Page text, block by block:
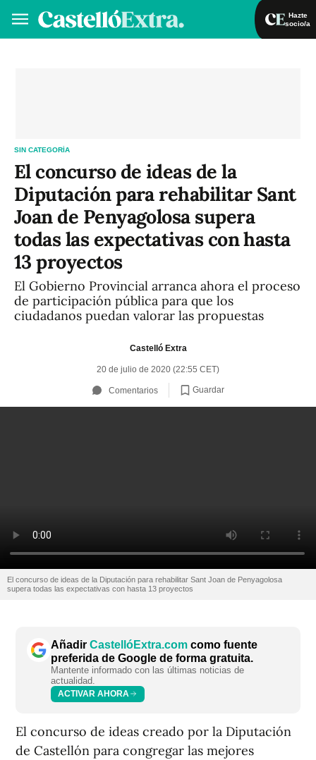
Hazte
socio/a
SIN CATEGORÍA
El concurso de ideas de la
Diputación para rehabilitar Sant
Joan de Penyagolosa supera
todas las expectativas con hasta
13 proyectos
El Gobierno Provincial arranca ahora el proceso
de participación pública para que los
ciudadanos puedan valorar las propuestas
Castelló Extra
20 de julio de 2020 (22:55 CET)
Comentarios Guardar
El concurso de ideas de la Diputación para rehabilitar Sant Joan de Penyagolosa
supera todas las expectativas con hasta 13 proyectos
Añadir CastellóExtra.com como fuente
preferida de Google de forma gratuita.
Mantente informado con las últimas noticias de
actualidad.
ACTIVAR AHORA
El concurso de ideas creado por la Diputación
de Castellón para congregar las mejores